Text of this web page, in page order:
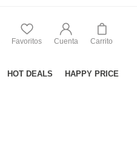
Favoritos Cuenta Carrito
HOT DEALS HAPPY PRICE